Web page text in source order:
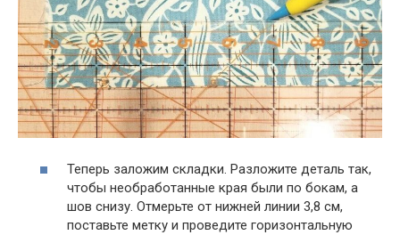
Теперь заложим складки. Разложите деталь так,
чтобы необработанные края были по бокам, а
шов снизу. Отмерьте от нижней линии 3,8 см,
поставьте метку и проведите горизонтальную